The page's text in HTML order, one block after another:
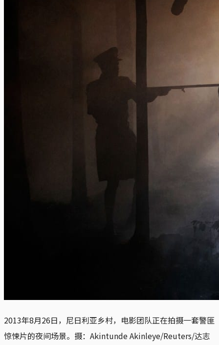
2013年8月26日，尼日利亚乡村，电影团队正在拍摄一套警匪
惊悚片的夜间场景。摄：Akintunde Akinleye/Reuters/达志